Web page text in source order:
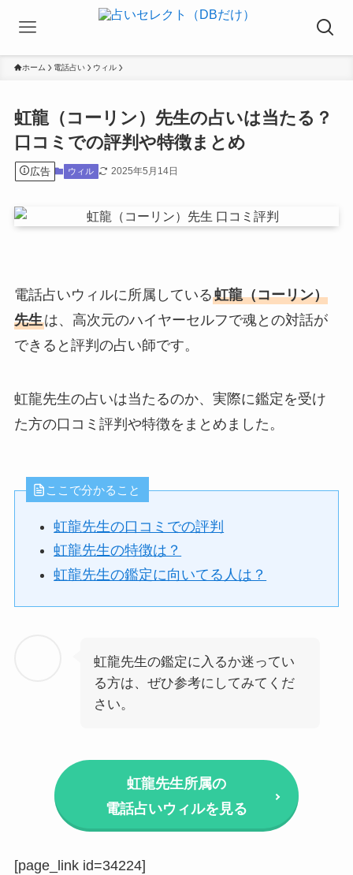
ホーム 電話占い ウィル
虹龍（コーリン）先生の占いは当たる？
口コミでの評判や特徴まとめ
広告 ウィル 2025年5月14日
電話占いウィルに所属している虹龍（コーリン）
先生は、高次元のハイヤーセルフで魂との対話が
できると評判の占い師です。
虹龍先生の占いは当たるのか、実際に鑑定を受け
た方の口コミ評判や特徴をまとめました。
ここで分かること
虹龍先生の口コミでの評判
虹龍先生の特徴は？
虹龍先生の鑑定に向いてる人は？
虹龍先生の鑑定に入るか迷ってい
る方は、ぜひ参考にしてみてくだ
さい。
虹龍先生所属の
電話占いウィルを見る
[page_link id=34224]